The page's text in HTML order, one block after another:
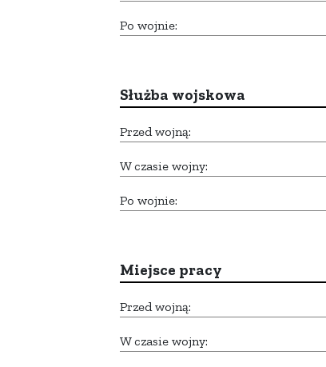
Po wojnie:
Służba wojskowa
Przed wojną:
W czasie wojny:
Po wojnie:
Miejsce pracy
Przed wojną:
W czasie wojny: